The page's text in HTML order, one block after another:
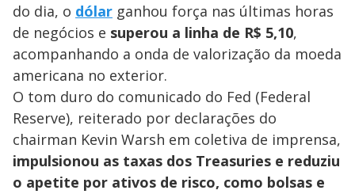
do dia, o dólar ganhou força nas últimas horas
de negócios e superou a linha de R$ 5,10,
acompanhando a onda de valorização da moeda
americana no exterior.
O tom duro do comunicado do Fed (Federal
Reserve), reiterado por declarações do
chairman Kevin Warsh em coletiva de imprensa,
impulsionou as taxas dos Treasuries e reduziu
o apetite por ativos de risco, como bolsas e